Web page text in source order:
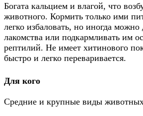
Богата кальцием и влагой, что
животного. Кормить только ими
легко избаловать, но иногда можно
лакомства или подкармливать им
рептилий. Не имеет хитинового
быстро и легко переваривается.
Для кого
Средние и крупные виды